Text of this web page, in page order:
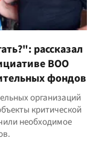
рассказал
ВОО
фондов
организаций
критической
необходимое